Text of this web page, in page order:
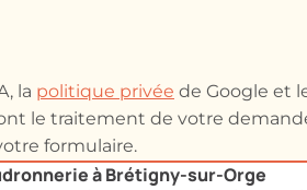
la politique privéede Google et
le traitement de votre
formulaire.
à Brétigny-sur-Orge